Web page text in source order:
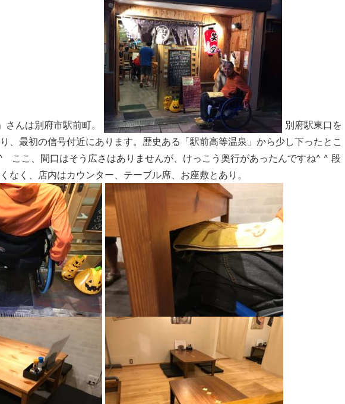
んは別府市駅前町。
別府駅東口を
、最初の信号付近にあります。歴史ある「駅前高等温泉」から少し下ったとこ
ここ、間口はそう広さはありませんが、けっこう奥行があったんですね^ ^ 段
なく、店内はカウンター、テーブル席、お座敷とあり。